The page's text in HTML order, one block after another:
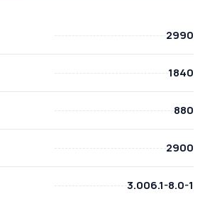
2990
1840
880
2900
3.006.1-8.0-1